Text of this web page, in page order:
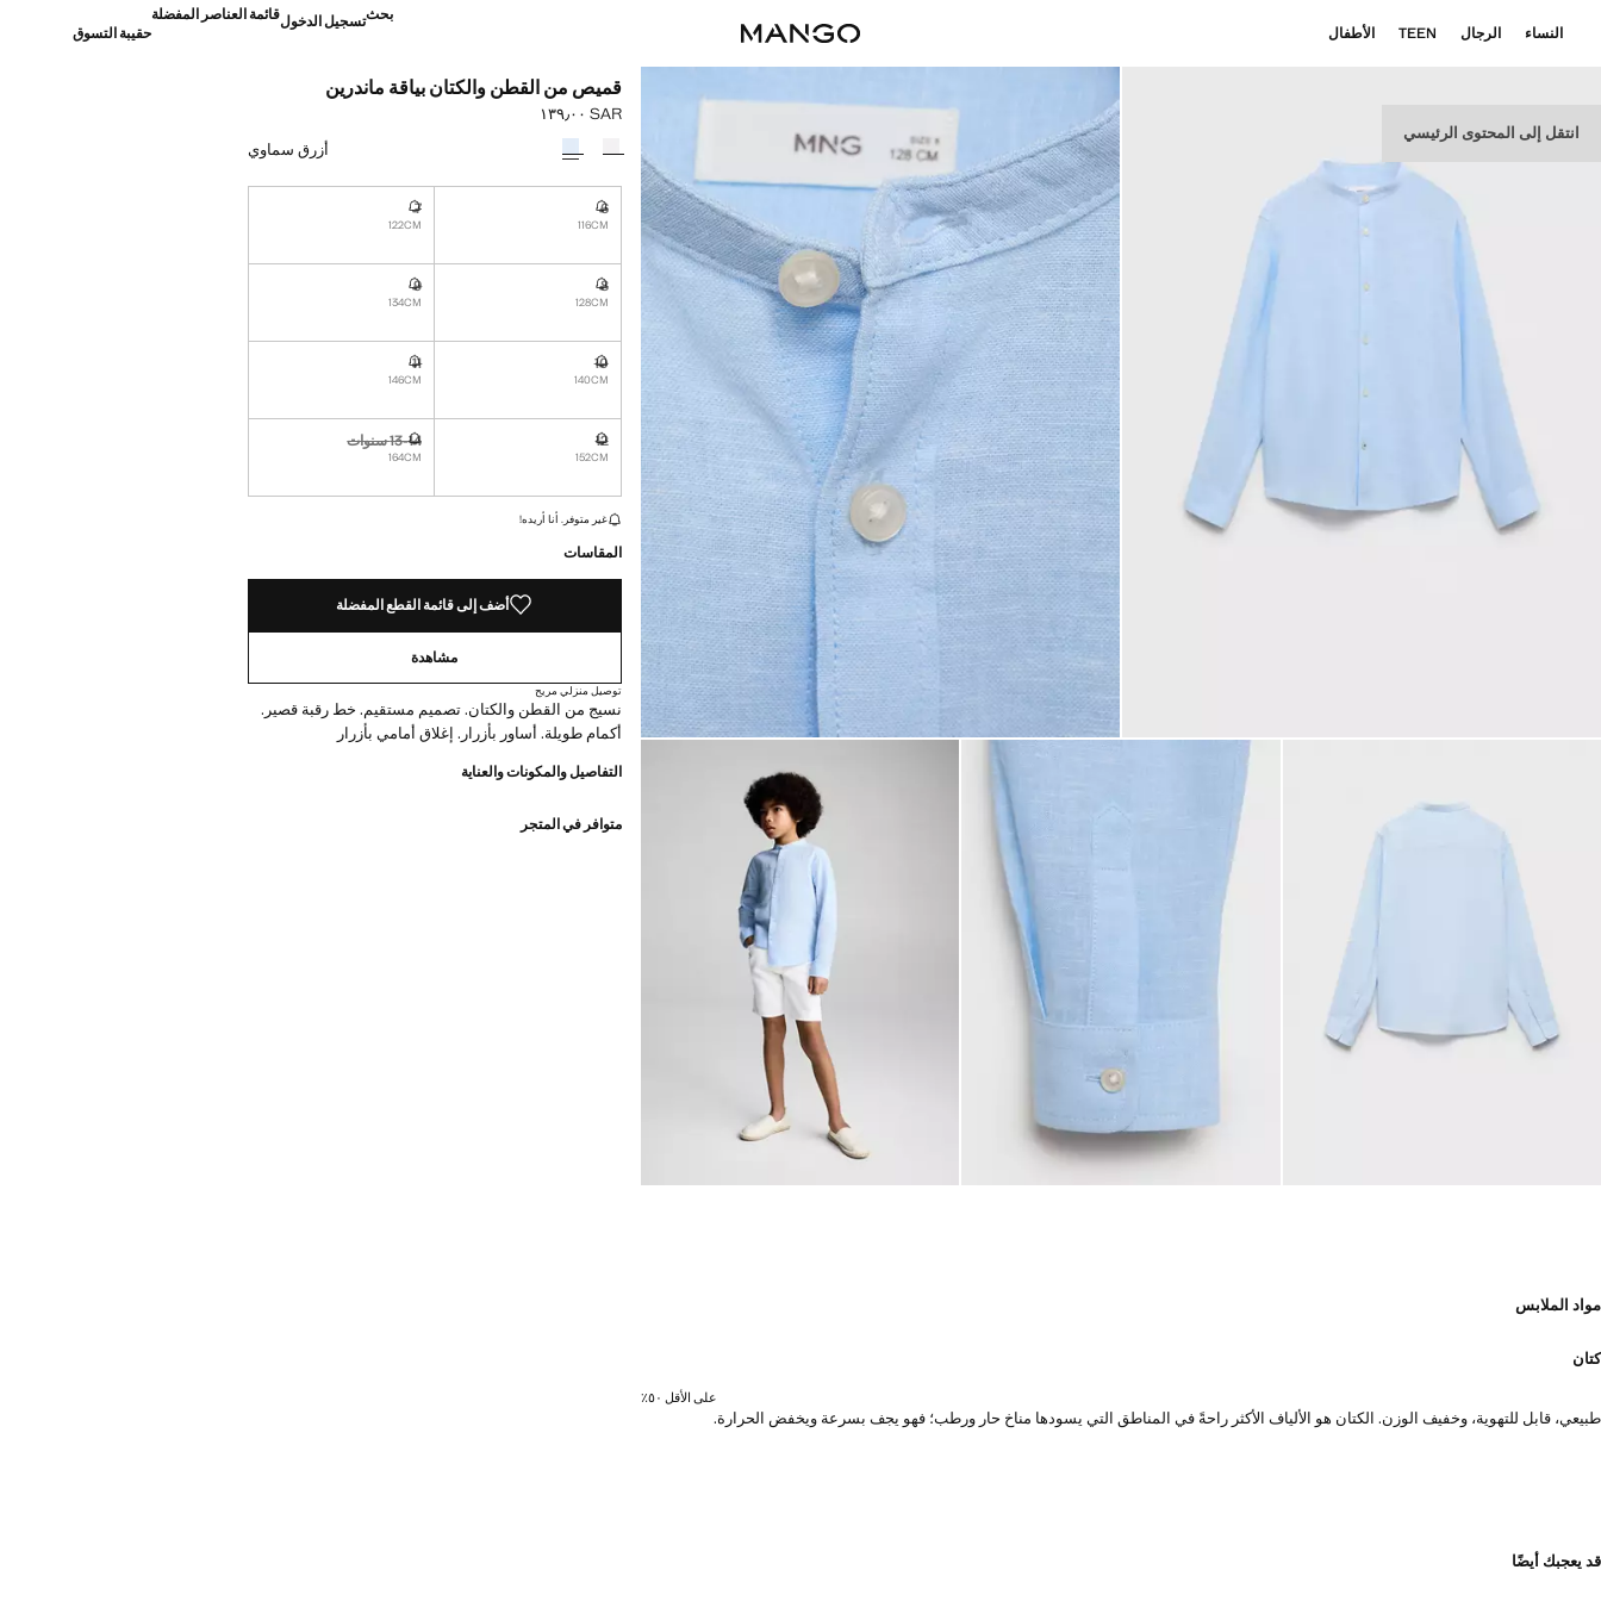
انتقل إلى المحتوى الرئيسي
النساء الرجال TEEN الأطفال
بحثتسجيل الدخولقائمة العناصر المفضلة
حقيبة التسوق
قميص من القطن والكتان بياقة ماندرين
السعر الحالي [SAR ١٣٩٫٠٠ ]
SAR ١٣٩٫٠٠
حدد اللون
أزرق سماوي
6
116CM
غير متوفر. أنا أريده!
7
122CM
غير متوفر. أنا أريده!
8
128CM
غير متوفر. أنا أريده!
9
134CM
غير متوفر. أنا أريده!
10
140CM
غير متوفر. أنا أريده!
11
146CM
غير متوفر. أنا أريده!
12
152CM
غير متوفر. أنا أريده!
13-14 سنوات
164CM
غير متوفر. أنا أريده!
القطع الأخيرة!
غير متوفر. أنا أريده!
المقاسات
أضف إلى قائمة القطع المفضلة
مشاهدة
توصيل منزلي مريح
نسيج من القطن والكتان. تصميم مستقيم. خط رقبة قصير.
أكمام طويلة. أساور بأزرار. إغلاق أمامي بأزرار
التفاصيل والمكونات والعناية
متوافر في المتجر
مواد الملابس
كتان
على الأقل ٥٠٪؜
طبيعي، قابل للتهوية، وخفيف الوزن. الكتان هو الألياف الأكثر راحةً في المناطق التي يسودها مناخ حار ورطب؛ فهو يجف بسرعة ويخفض الحرارة.
قد يعجبك أيضًا